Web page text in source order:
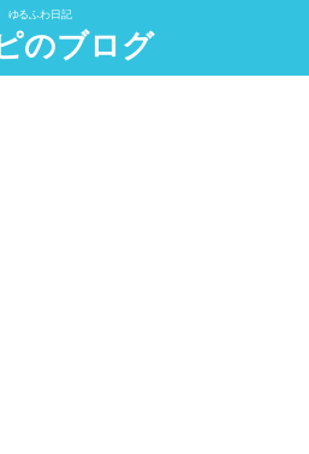
ゆるふわ日記
のブログ